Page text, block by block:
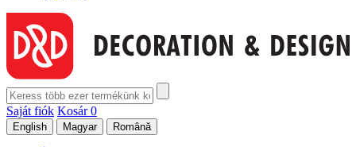
Saját fiók Kosár 0